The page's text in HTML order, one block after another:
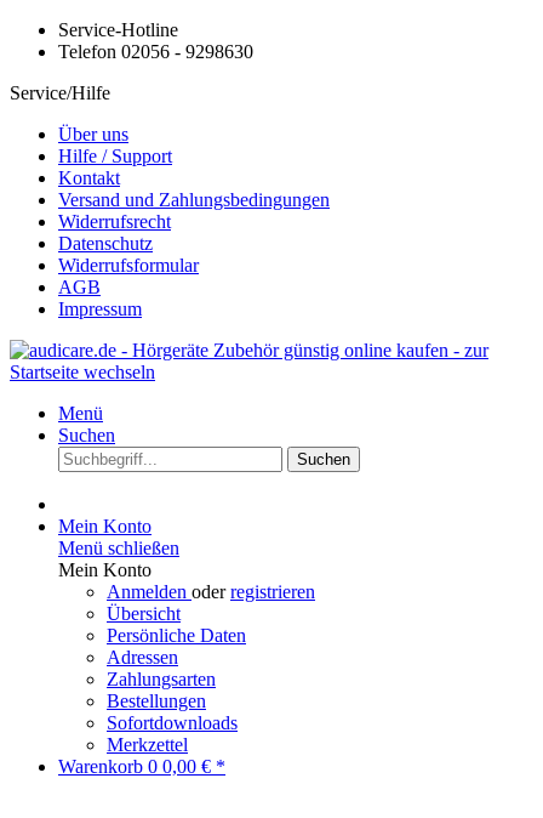
Service-Hotline
Telefon 02056 - 9298630
Service/Hilfe
Über uns
Hilfe / Support
Kontakt
Versand und Zahlungsbedingungen
Widerrufsrecht
Datenschutz
Widerrufsformular
AGB
Impressum
Menü
Suchen
Suchen
Mein Konto
Menü schließen
Mein Konto
Anmelden oderregistrieren
Übersicht
Persönliche Daten
Adressen
Zahlungsarten
Bestellungen
Sofortdownloads
Merkzettel
Warenkorb 0 0,00 € *